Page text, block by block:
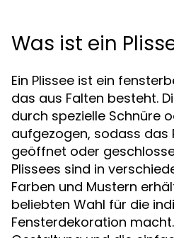
Was ist ein
Ein Plissee ist ein
das aus Falten besteht.
durch spezielle Schnüre
aufgezogen, sodass das
geöffnet oder
Plissees sind in
Farben und Mustern
beliebten Wahl für die
Fensterdekoration